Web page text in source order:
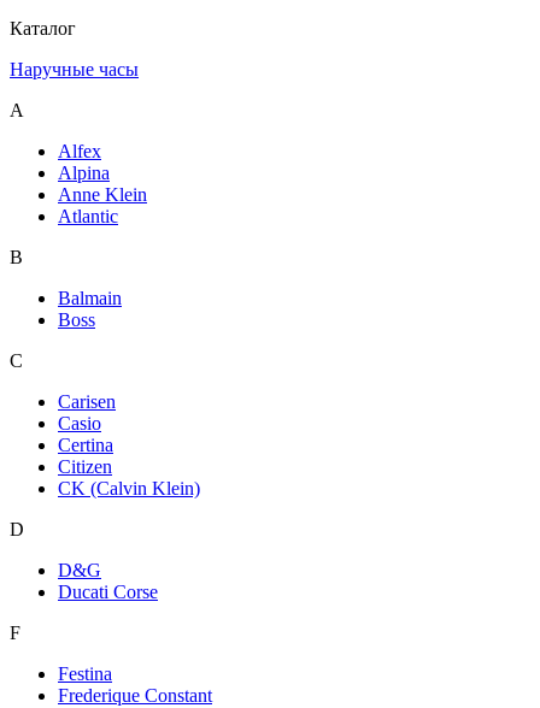
Каталог
Наручные часы
A
Alfex
Alpina
Anne Klein
Atlantic
B
Balmain
Boss
C
Carisen
Casio
Certina
Citizen
CK (Calvin Klein)
D
D&G
Ducati Corse
F
Festina
Frederique Constant